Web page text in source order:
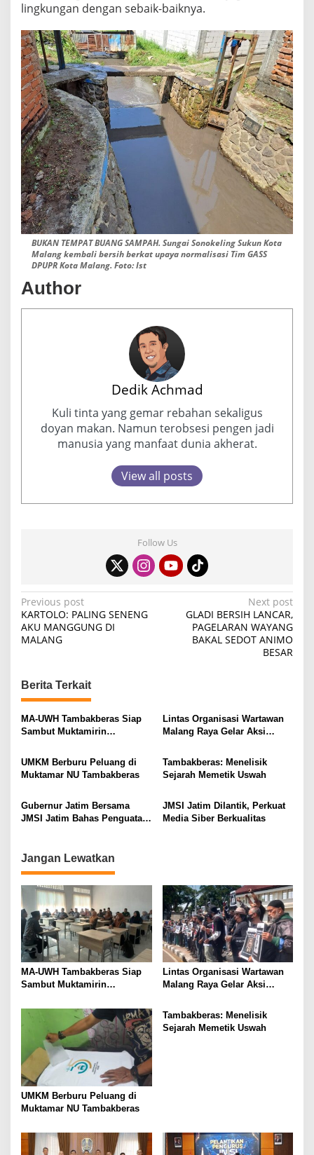
lingkungan dengan sebaik-baiknya.
BUKAN TEMPAT BUANG SAMPAH. Sungai Sonokeling Sukun Kota
Malang kembali bersih berkat upaya normalisasi Tim GASS
DPUPR Kota Malang. Foto: Ist
Author
Dedik Achmad
Kuli tinta yang gemar rebahan sekaligus
doyan makan. Namun terobsesi pengen jadi
manusia yang manfaat dunia akherat.
View all posts
Follow Us
P
o
s
n
a
v
g
a
t
i
n
Previous post
KARTOLO: PALING SENENG
AKU MANGGUNG DI
MALANG
Next post
GLADI BERSIH LANCAR,
PAGELARAN WAYANG
BAKAL SEDOT ANIMO
BESAR
Berita Terkait
MA-UWH Tambakberas Siap
Sambut Muktamirin
Lintas Organisasi Wartawan
Malang Raya Gelar Aksi
Ireng”
UMKM Berburu Peluang di
Muktamar NU Tambakberas
Tambakberas: Menelisik
Sejarah Memetik Uswah
Gubernur Jatim Bersama
JMSI Jatim Bahas Penguatan
JMSI Jatim Dilantik, Perkuat
Media Siber Berkualitas
Jangan Lewatkan
MA-UWH Tambakberas Siap
Sambut Muktamirin
Lintas Organisasi Wartawan
Malang Raya Gelar Aksi
Ireng”
UMKM Berburu Peluang di
Muktamar NU Tambakberas
Tambakberas: Menelisik
Sejarah Memetik Uswah